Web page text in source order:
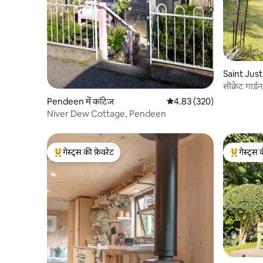
Pendeen में कॉटेज औसत रेटिंग 5 में से 4.83, 320
4.83 (320)
Niver Dew Cottage, Pendeen
Saint
सीक्रेट
गेस्ट्स का टॉप फ़ेवरेट
गेस्ट्स की फ़ेवरेट
गेस्ट्स का
गेस्ट्स